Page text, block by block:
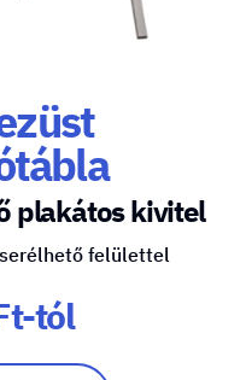
plakátos kivitel
felülettel
tól